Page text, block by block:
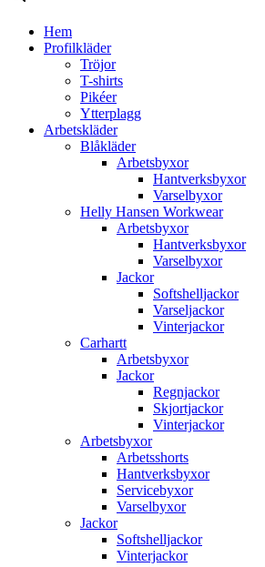
Hem
Profilkläder
Tröjor
T-shirts
Pikéer
Ytterplagg
Arbetskläder
Blåkläder
Arbetsbyxor
Hantverksbyxor
Varselbyxor
Helly Hansen Workwear
Arbetsbyxor
Hantverksbyxor
Varselbyxor
Jackor
Softshelljackor
Varseljackor
Vinterjackor
Carhartt
Arbetsbyxor
Jackor
Regnjackor
Skjortjackor
Vinterjackor
Arbetsbyxor
Arbetsshorts
Hantverksbyxor
Servicebyxor
Varselbyxor
Jackor
Softshelljackor
Vinterjackor